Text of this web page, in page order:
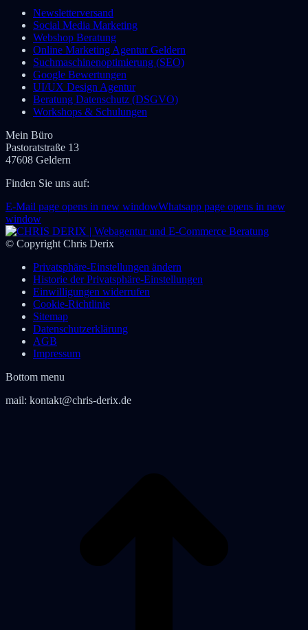
Newsletterversand
Social Media Marketing
Webshop Beratung
Online Marketing Agentur Geldern
Suchmaschinenoptimierung (SEO)
Google Bewertungen
UI/UX Design Agentur
Beratung Datenschutz (DSGVO)
Workshops & Schulungen
Mein Büro
Pastoratstraße 13
47608 Geldern
Finden Sie uns auf:
E-Mail page opens in new windowWhatsapp page opens in new
window
© Copyright Chris Derix
Privatsphäre-Einstellungen ändern
Historie der Privatsphäre-Einstellungen
Einwilligungen widerrufen
Cookie-Richtlinie
Sitemap
Datenschutzerklärung
AGB
Impressum
Bottom menu
mail: kontakt@chris-derix.de